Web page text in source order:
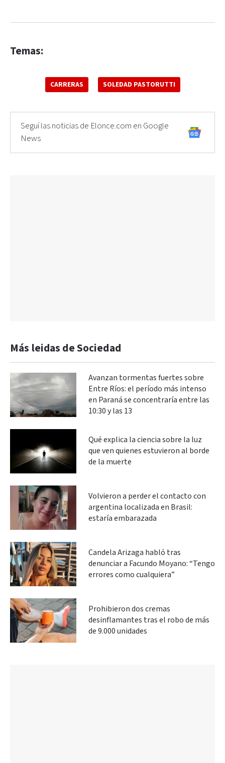
Temas:
CARRERAS SOLEDAD PASTORUTTI
Seguí las noticias de Elonce.com en Google
News
Más leidas de Sociedad
Avanzan tormentas fuertes sobre
Entre Ríos: el período más intenso
en Paraná se concentraría entre las
10:30 y las 13
Qué explica la ciencia sobre la luz
que ven quienes estuvieron al borde
de la muerte
Volvieron a perder el contacto con
argentina localizada en Brasil:
estaría embarazada
Candela Arizaga habló tras
denunciar a Facundo Moyano: “Tengo
errores como cualquiera”
Prohibieron dos cremas
desinflamantes tras el robo de más
de 9.000 unidades